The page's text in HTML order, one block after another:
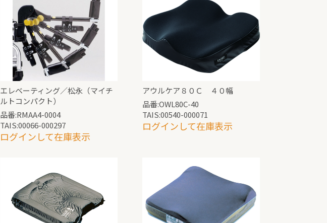
エレベーティング／松永（マイチ
ルトコンパクト）
品番:RMAA4-0004
TAIS:00066-000297
ログインして在庫表示
アウルケア８０Ｃ ４０幅
品番:OWL80C-40
TAIS:00540-000071
ログインして在庫表示